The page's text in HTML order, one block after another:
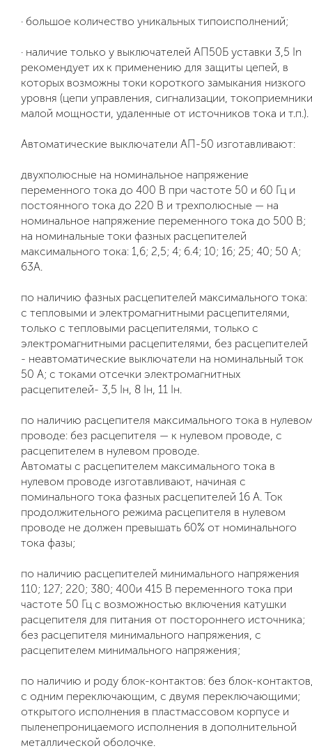
· большое количество уникальных типоисполнений;
· наличие только у выключателей АП50Б уставки 3,5 In
рекомендует их к применению для защиты цепей, в
которых возможны токи короткого замыкания низкого
уровня (цепи управления, сигнализации, токоприемники
малой мощности, удаленные от источников тока и т.п.).
Автоматические выключатели АП-50 изготавливают:
двухполюсные на номинальное напряжение
переменного тока до 400 В при частоте 50 и 60 Гц и
постоянного тока до 220 В и трехполюсные — на
номинальное напряжение переменного тока до 500 В;
на номинальные токи фазных расцепителей
максимального тока: 1,6; 2,5; 4; 6.4; 10; 16; 25; 40; 50 А;
63А.
по наличию фазных расцепителей максимального тока:
с тепловыми и электромагнитными расцепителями,
только с тепловыми расцепителями, только с
электромагнитными расцепителями, без расцепителей
- неавтоматические выключатели на номинальный ток
50 А; с токами отсечки электромагнитных
расцепителей- 3,5 Iн, 8 Iн, 11 Iн.
по наличию расцепителя максимального тока в
проводе: без расцепителя — к нулевом проводе, с
расцепителем в нулевом проводе.
Автоматы с расцепителем максимального тока в
нулевом проводе изготавливают, начиная с
поминального тока фазных расцепителей 16 А. Ток
продолжительного режима расцепителя в нулевом
проводе не должен превышать 60% от номинального
тока фазы;
по наличию расцепителей минимального напряжения
110; 127; 220; 380; 400и 415 В переменного тока при
частоте 50 Гц с возможностью включения катушки
расцепителя для питания от постороннего источника;
без расцепителя минимального напряжения, с
расцепителем минимального напряжения;
по наличию и роду блок-контактов: без блок-
с одним переключающим, с двумя переключающими;
открытого исполнения в пластмассовом корпусе и
пыленепроницаемого исполнения в дополнительной
металлической оболочке.